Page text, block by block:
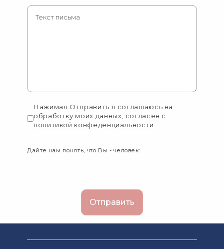
Нажимая Отправить я соглашаюсь на
обработку моих данных, согласен с
политикой конфеденциальности
Дайте нам понять, что Вы - человек: